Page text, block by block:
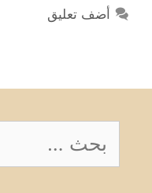
أضف تعليق
عن: